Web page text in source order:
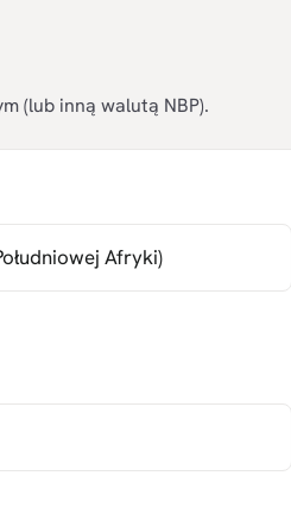
(lub inną walutą NBP).